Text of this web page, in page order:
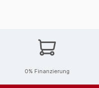
0% Finanzierung